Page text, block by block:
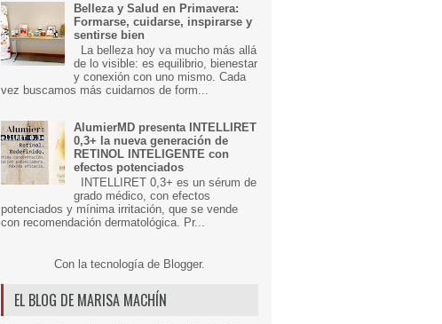
Belleza y Salud en Primavera:
Formarse, cuidarse, inspirarse y
sentirse bien
La belleza hoy va mucho más allá
de lo visible: es equilibrio, bienestar
y conexión con uno mismo. Cada
vez buscamos más cuidarnos de form...
AlumierMD presenta INTELLIRET
0,3+ la nueva generación de
RETINOL INTELIGENTE con
efectos potenciados
INTELLIRET 0,3+ es un sérum de
grado médico, con efectos
potenciados y mínima irritación, que se vende
con recomendación dermatológica. Pr...
Con la tecnología de Blogger.
EL BLOG DE MARISA MACHÍN